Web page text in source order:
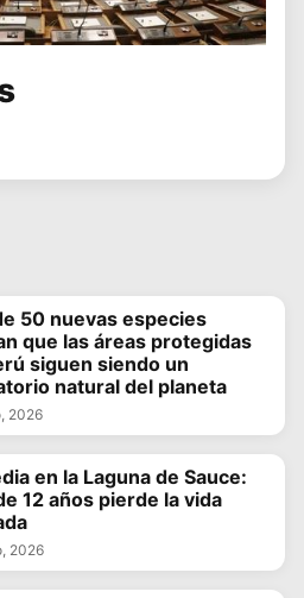
50 nuevas especies
que las áreas protegidas
siguen siendo un
natural del planeta
2026
en la Laguna de Sauce:
12 años pierde la vida
2026